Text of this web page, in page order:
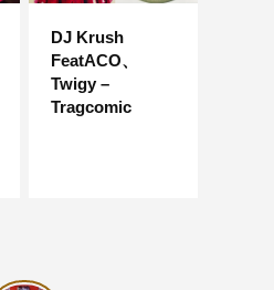
DJ Krush
FeatACO、
Twigy –
Tragcomic